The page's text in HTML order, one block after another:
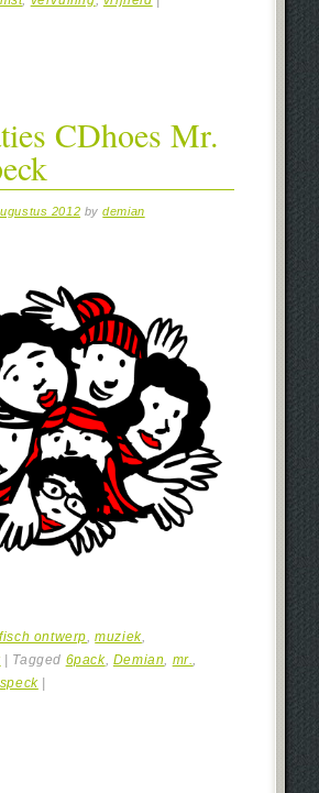
CDhoes Mr.
2012 bydemian
ontwerp,muziek,
Tagged 6pack, Demian, mr.,
speck